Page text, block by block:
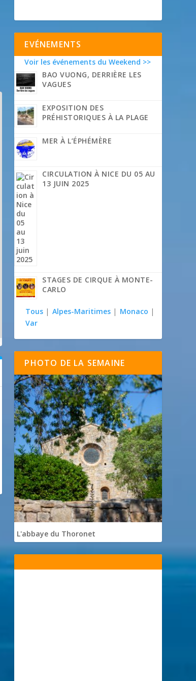
EVÉNEMENTS
Voir les événements du Weekend >>
BAO VUONG, DERRIÈRE LES
VAGUES
EXPOSITION DES
PRÉHISTORIQUES À LA PLAGE
MER À L’ÉPHÉMÈRE
CIRCULATION À NICE DU 05 AU
13 JUIN 2025
STAGES DE CIRQUE À MONTE-
CARLO
Tous | Alpes-Maritimes | Monaco |
Var
PHOTO DE LA SEMAINE
L'abbaye du Thoronet